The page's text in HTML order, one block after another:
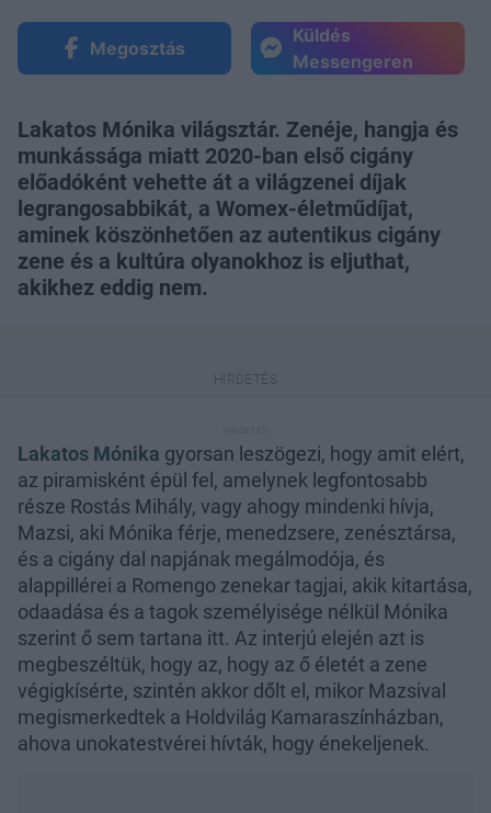
Megosztás
Küldés
Messengeren
Lakatos Mónika világsztár. Zenéje, hangja és
munkássága miatt 2020-ban első cigány
előadóként vehette át a világzenei díjak
legrangosabbikát, a Womex-életműdíjat,
aminek köszönhetően az autentikus cigány
zene és a kultúra olyanokhoz is eljuthat,
akikhez eddig nem.
Lakatos Mónika gyorsan leszögezi, hogy amit elért,
az piramisként épül fel, amelynek legfontosabb
része Rostás Mihály, vagy ahogy mindenki hívja,
Mazsi, aki Mónika férje, menedzsere, zenésztársa,
és a cigány dal napjának megálmodója, és
alappillérei a Romengo zenekar tagjai, akik kitartása,
odaadása és a tagok személyisége nélkül Mónika
szerint ő sem tartana itt. Az interjú elején azt is
megbeszéltük, hogy az, hogy az ő életét a zene
végigkísérte, szintén akkor dőlt el, mikor Mazsival
megismerkedtek a Holdvilág Kamaraszínházban,
ahova unokatestvérei hívták, hogy énekeljenek.